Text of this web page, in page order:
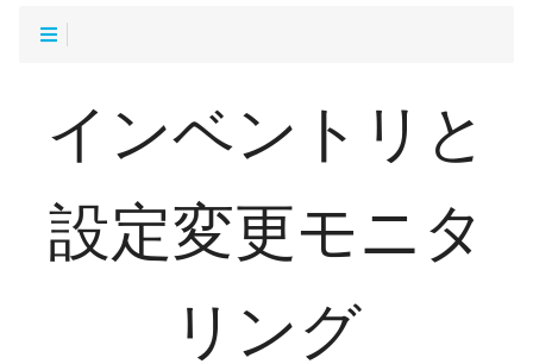
インベントリと
設定変更モニタ
リング